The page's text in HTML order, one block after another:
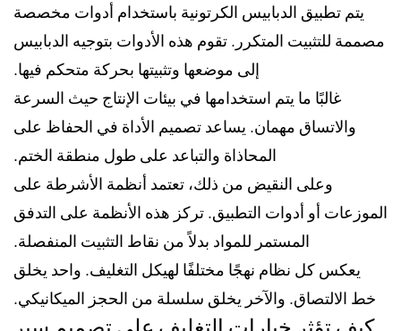
يتم تطبيق الدبابيس الكرتونية باستخدام أدوات مخصصة
مصممة للتثبيت المتكرر. تقوم هذه الأدوات بتوجيه الدبابيس
إلى موضعها وتثبيتها بحركة متحكم فيها.
غالبًا ما يتم استخدامها في بيئات الإنتاج حيث السرعة
والاتساق مهمان. يساعد تصميم الأداة في الحفاظ على
المحاذاة والتباعد على طول منطقة الختم.
وعلى النقيض من ذلك، تعتمد أنظمة الأشرطة على
الموزعات أو أدوات التطبيق. تركز هذه الأنظمة على التدفق
المستمر للمواد بدلاً من نقاط التثبيت المنفصلة.
يعكس كل نظام نهجًا مختلفًا لهيكل التغليف. واحد يخلق
خط الالتصاق. والآخر يخلق سلسلة من الحجز الميكانيكي.
كيف تؤثر خيارات التغليف على تصميم سير